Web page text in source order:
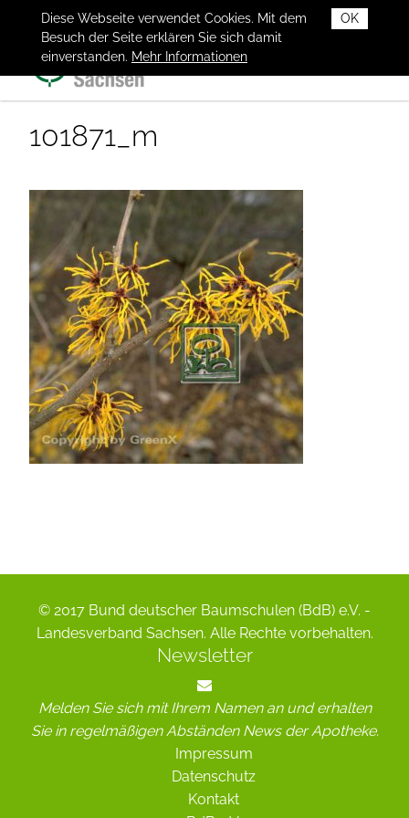
OK
Diese Webseite verwendet Cookies. Mit dem
Besuch der Seite erklären Sie sich damit
einverstanden. Mehr Informationen
101871_m
© 2017 Bund deutscher Baumschulen (BdB) e.V. -
Landesverband Sachsen. Alle Rechte vorbehalten.
Newsletter
Melden Sie sich mit Ihrem Namen an und erhalten
Sie in regelmäßigen Abständen News der Apotheke.
Impressum
Datenschutz
Kontakt